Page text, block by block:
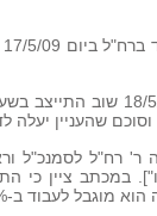
יעלה לדיון בפני ר'
ביום 21/5/09 פנה ר'
במכתב ציין כי